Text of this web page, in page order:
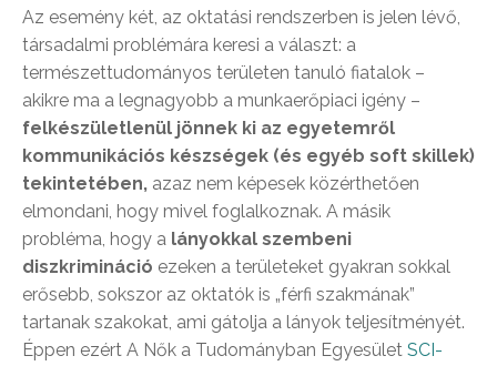
Az esemény két, az oktatási rendszerben is jelen lévő,
társadalmi problémára keresi a választ: a
természettudományos területen tanuló fiatalok –
akikre ma a legnagyobb a munkaerőpiaci igény –
felkészületlenül jönnek ki az egyetemről
kommunikációs készségek (és egyéb soft skillek)
tekintetében, azaz nem képesek közérthetően
elmondani, hogy mivel foglalkoznak. A másik
probléma, hogy a lányokkal szembeni
diszkrimináció ezeken a területeket gyakran sokkal
erősebb, sokszor az oktatók is „férfi szakmának”
tartanak szakokat, ami gátolja a lányok teljesítményét.
Éppen ezért A Nők a Tudományban Egyesület SCI-